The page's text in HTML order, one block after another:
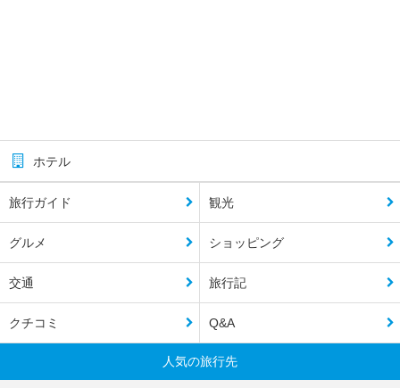
ホテル
旅行ガイド 観光
グルメ ショッピング
交通 旅行記
クチコミ Q&A
人気の旅行先